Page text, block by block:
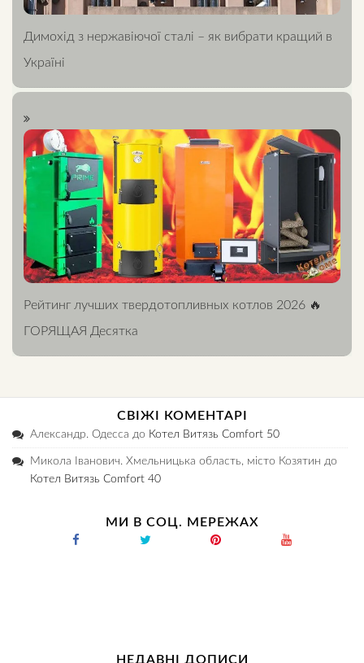
Димохід з нержавіючої сталі – як вибрати кращий в
Україні
Рейтинг лучших твердотопливных котлов 2026 🔥
ГОРЯЩАЯ Десятка
СВІЖІ КОМЕНТАРІ
Александр. Одесса до Котел Витязь Comfort 50
Микола Іванович. Хмельницька область, місто Козятин до
Котел Витязь Comfort 40
МИ В СОЦ. МЕРЕЖАХ
НЕДАВНІ ДОПИСИ